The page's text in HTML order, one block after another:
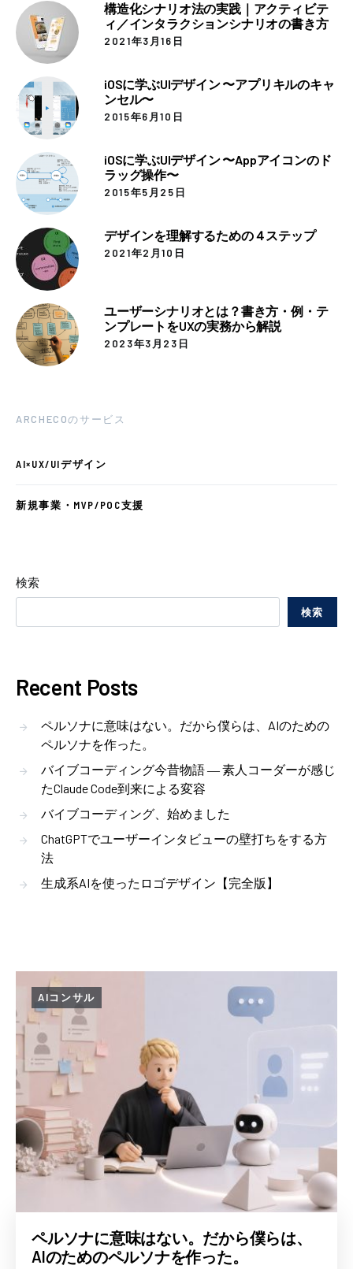
構造化シナリオ法の実践｜アクティビテ
ィ／インタラクションシナリオの書き方
2021年3月16日
iOSに学ぶUIデザイン 〜アプリキルのキャ
ンセル〜
2015年6月10日
iOSに学ぶUIデザイン 〜Appアイコンのド
ラッグ操作〜
2015年5月25日
デザインを理解するための４ステップ
2021年2月10日
ユーザーシナリオとは？書き方・例・テ
ンプレートをUXの実務から解説
2023年3月23日
ARCHECOのサービス
AI×UX/UIデザイン
新規事業・MVP/POC支援
検索
検索
Recent Posts
ペルソナに意味はない。だから僕らは、AIのための
ペルソナを作った。
バイブコーディング今昔物語 ― 素人コーダーが感じ
たClaude Code到来による変容
バイブコーディング、始めました
ChatGPTでユーザーインタビューの壁打ちをする方
法
生成系AIを使ったロゴデザイン【完全版】
AIコンサル
ペルソナに意味はない。だから僕らは、
AIのためのペルソナを作った。